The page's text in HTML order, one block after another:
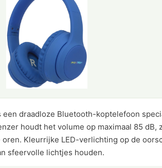
een draadloze Bluetooth-koptelefoon
houdt het volume op maximaal 85 dB,
Kleurrijke LED-verlichting op de
sfeervolle lichtjes houden.